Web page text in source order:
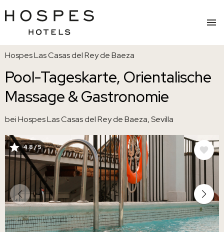
Direkt
zum
Inhalt
Hospes Las Casas del Rey de Baeza
Pool-Tageskarte, Orientalische
Massage & Gastronomie
bei Hospes Las Casas del Rey de Baeza, Sevilla
BILD
4.8 / 5